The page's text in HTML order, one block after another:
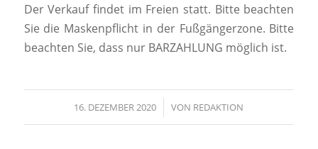
Der Verkauf findet im Freien statt. Bitte beachten
Sie die Maskenpflicht in der Fußgängerzone. Bitte
beachten Sie, dass nur BARZAHLUNG möglich ist.
16. DEZEMBER 2020
/ VON REDAKTION